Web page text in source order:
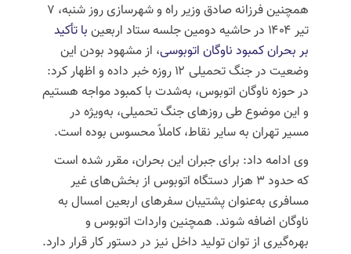
همچنین فرزانه صادق وزیر راه و شهرسازی روز شنبه، ۷
تیر ۱۴۰۴ در حاشیه دومین جلسه ستاد اربعین
با تأکید
بر بحران کمبود ناوگان اتوبوسی، از مشهود بودن این
وضعیت در جنگ تحمیلی ۱۲ روزه خبر داده و اظهار کرد:
در حوزه ناوگان اتوبوس، به‌شدت با کمبود مواجه هستیم
و این موضوع طی روزهای جنگ تحمیلی، به‌ویژه در
مسیر تهران به سایر نقاط، کاملاً محسوس بوده است.
وی ادامه داد: برای جبران این بحران، مقرر شده است
که حدود ۳ هزار دستگاه اتوبوس از بخش‌های غیر
مسافری به‌عنوان پشتیبان سفرهای اربعین امسال به
ناوگان اضافه شوند. همچنین واردات اتوبوس و
بهره‌گیری از توان تولید داخل نیز در دستور کار قرار دارد.